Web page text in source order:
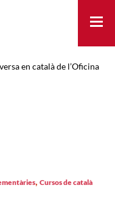
en català de l’Oficina
, Cursos de català